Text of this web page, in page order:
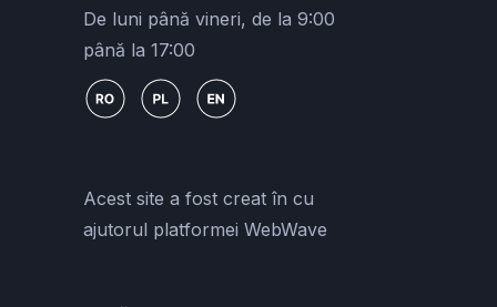
De luni până vineri, de la 9:00
până la 17:00
Acest site a fost creat în cu
ajutorul platformei WebWave